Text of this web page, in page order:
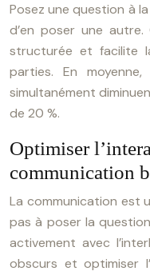
Posez une question à
d’en poser une
structurée et facilite
parties. En
simultanément
de 20 %.
Optimiser
communication
La communication est
pas à poser la
activement avec
obscurs et optimiser